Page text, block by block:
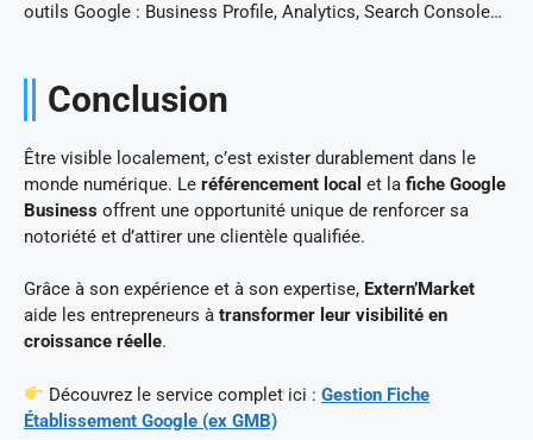
outils Google : Business Profile, Analytics, Search Console…
Conclusion
Être visible localement, c’est exister durablement dans le
monde numérique. Le référencement local et la fiche Google
Business offrent une opportunité unique de renforcer sa
notoriété et d’attirer une clientèle qualifiée.
Grâce à son expérience et à son expertise, Extern’Market
aide les entrepreneurs à transformer leur visibilité en
croissance réelle.
Découvrez le service complet ici :Gestion Fiche
Établissement Google (ex GMB)